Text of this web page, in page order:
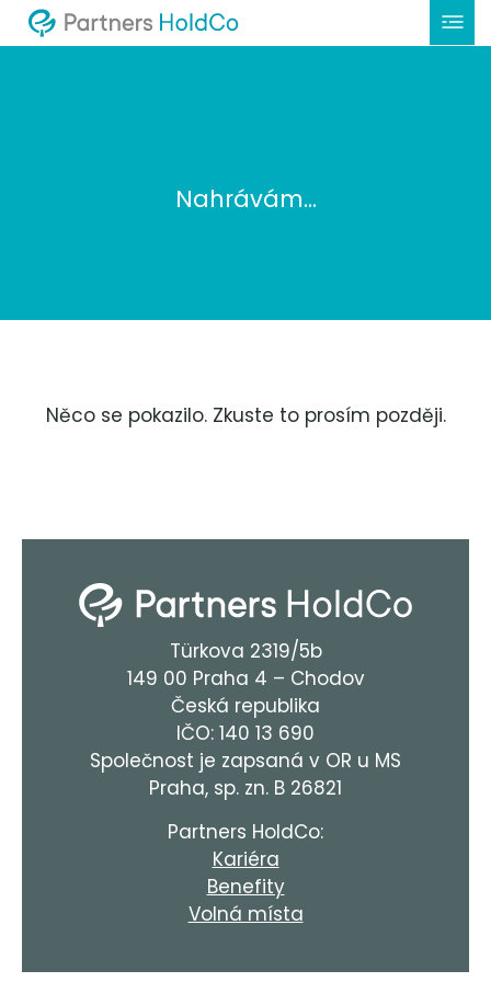
Nahrávám...
Něco se pokazilo. Zkuste to prosím později.
Türkova 2319/5b
149 00 Praha 4 – Chodov
Česká republika
IČO: 140 13 690
Společnost je zapsaná v OR u MS
Praha, sp. zn. B 26821
Partners HoldCo:
Kariéra
Benefity
Volná místa